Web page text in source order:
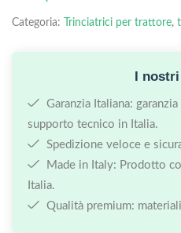
Categoria: Trinciatrici per trattore,
I
Garanzia Italiana:
supporto tecnico in Italia.
Spedizione veloce e
Made in Italy: Prodotto
Italia.
Qualità premium: